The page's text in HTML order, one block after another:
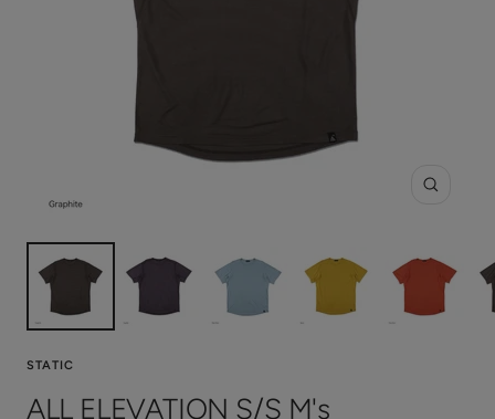
Zoom
STATIC
ALL ELEVATION S/S M's